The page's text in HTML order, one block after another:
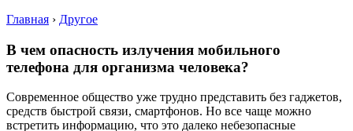
Главная › Другое
В чем опасность излучения мобильного
телефона для организма человека?
Современное общество уже трудно представить без гаджетов,
средств быстрой связи, смартфонов. Но все чаще можно
встретить информацию, что это далеко небезопасные